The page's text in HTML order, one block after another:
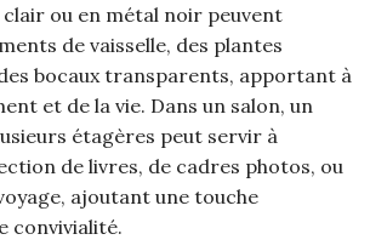
ou en métal noir peuvent
de vaisselle, des plantes
bocaux transparents, apportant à
et de la vie. Dans un salon, un
étagères peut servir à
de livres, de cadres photos, ou
ajoutant une touche
convivialité.